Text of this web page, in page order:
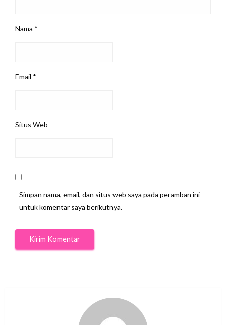
Nama *
Email *
Situs Web
Simpan nama, email, dan situs web saya pada peramban ini
untuk komentar saya berikutnya.